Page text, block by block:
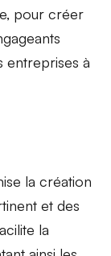
pour créer
entreprises à
la création
et des
la